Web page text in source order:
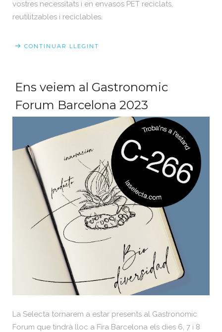
vostres necessitats i en envasos PET reciclats,
reutilitzables i reciclables.
CONTINUAR LLEGINT
Ens veiem al Gastronomic
Forum Barcelona 2023
La Selecta tornarem a estar presents al Gastronomic
Forum que tindrà lloc a Fira Barcelona els dies 6, 7 i 8